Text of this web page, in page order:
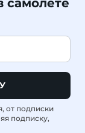
от подписки
подписку,